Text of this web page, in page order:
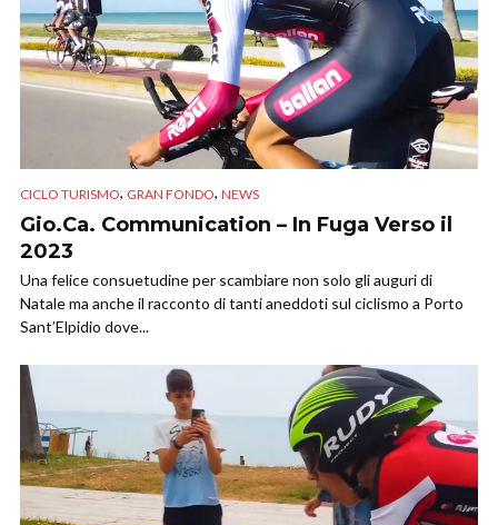
CICLO TURISMO, GRAN FONDO, NEWS
Gio.Ca. Communication – In Fuga Verso il
2023
Una felice consuetudine per scambiare non solo gli auguri di
Natale ma anche il racconto di tanti aneddoti sul ciclismo a Porto
Sant’Elpidio dove...